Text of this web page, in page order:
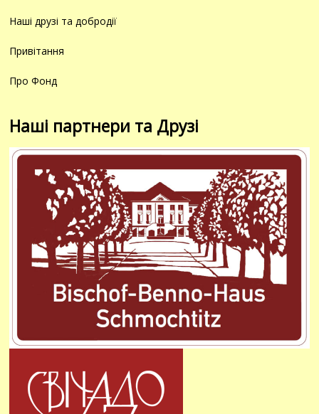
Наші друзі та добродії
Привітання
Про Фонд
Наші партнери та Друзі